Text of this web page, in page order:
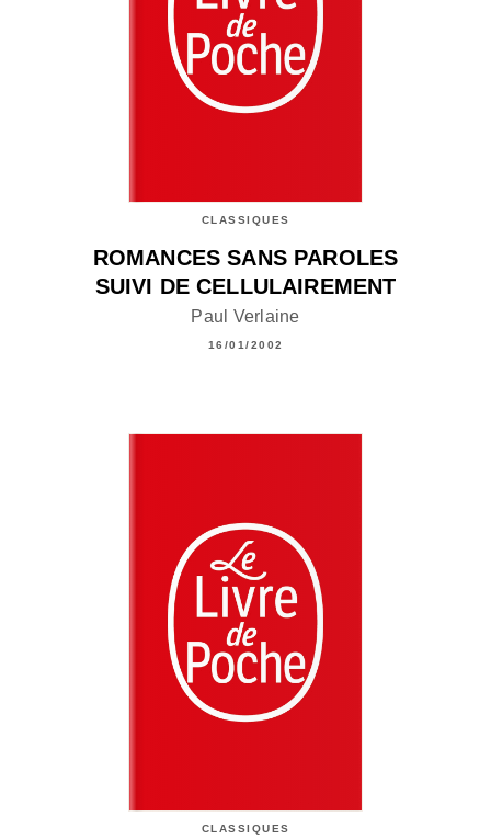
CLASSIQUES
ROMANCES SANS PAROLES
SUIVI DE CELLULAIREMENT
Paul Verlaine
16/01/2002
CLASSIQUES